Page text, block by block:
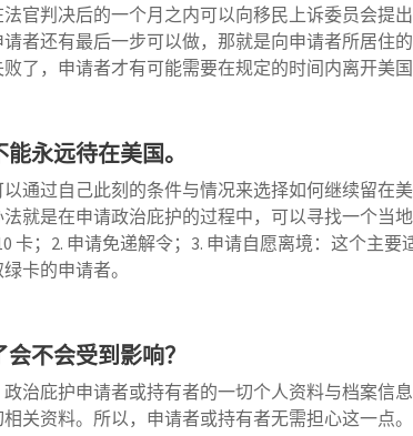
官判决后的一个月之内可以向移民上诉委员会提
者还有最后一步可以做，那就是向申请者所居住
了，申请者才有可能需要在规定的时间内离开美国
永远待在美国。
通过自己此刻的条件与情况来选择如何继续留在
就是在申请政治庇护的过程中，可以寻找一个当
卡；2. 申请免递解令；3. 申请自愿离境：这个主
卡的申请者。
不会受到影响？
治庇护申请者或持有者的一切个人资料与档案信
关资料。所以，申请者或持有者无需担心这一点。